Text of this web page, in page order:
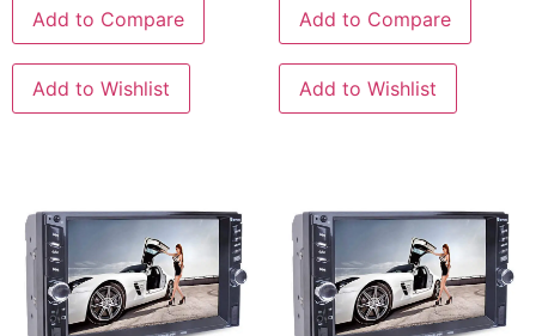
Add to Compare
Add to Wishlist
Add to Compare
Add to Wishlist